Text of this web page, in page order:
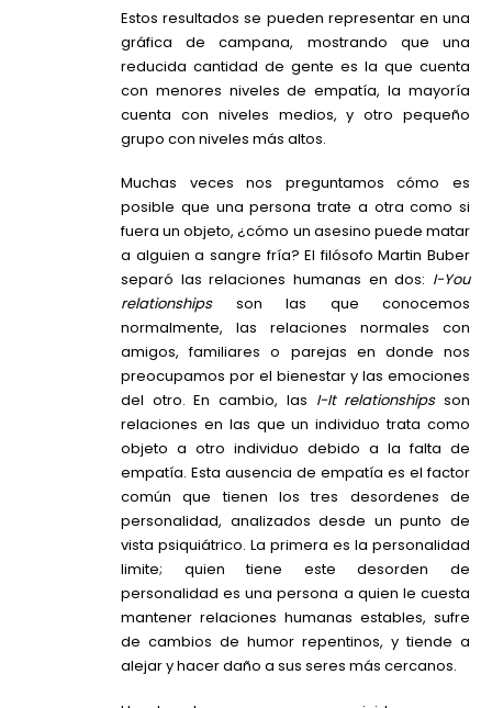
Estos resultados se pueden representar en una
gráfica de campana, mostrando que una
reducida cantidad de gente es la que cuenta
con menores niveles de empatía, la mayoría
cuenta con niveles medios, y otro pequeño
grupo con niveles más altos.
Muchas veces nos preguntamos cómo es
posible que una persona trate a otra como si
fuera un objeto, ¿cómo un asesino puede matar
a alguien a sangre fría? El filósofo Martin Buber
separó las relaciones humanas en dos: I-You
relationships son las que conocemos
normalmente, las relaciones normales con
amigos, familiares o parejas en donde nos
preocupamos por el bienestar y las emociones
del otro. En cambio, las I-It relationshipsson
relaciones en las que un individuo trata como
objeto a otro individuo debido a la falta de
empatía. Esta ausencia de empatía es el factor
común que tienen los tres desordenes de
personalidad, analizados desde un punto de
vista psiquiátrico. La primera es la personalidad
limite; quien tiene este desorden de
personalidad es una persona a quien le cuesta
mantener relaciones humanas estables, sufre
de cambios de humor repentinos, y tiende a
alejar y hacer daño a sus seres más cercanos.